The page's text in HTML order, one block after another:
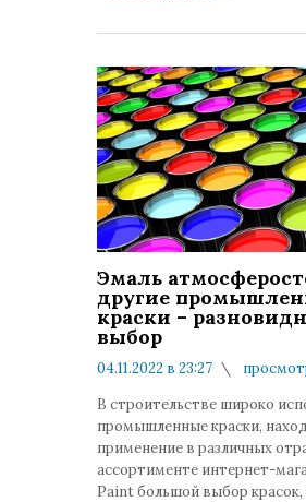
Эмаль
другие
краски –
выбор
04.11.2022 в 23:27
В строительстве широко
промышленные краски,
применение в различных
ассортименте интернет-
Paint большой выбор красок,